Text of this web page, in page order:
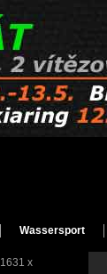
Wassersport
x